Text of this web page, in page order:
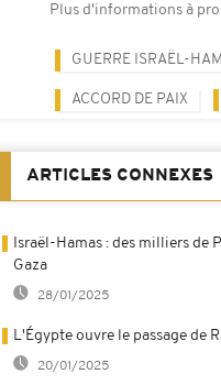
Plus d'informations à
GUERRE ISRAËL-
ACCORD DE PAIX
ARTICLES CONNEXES
Israël-Hamas : des milliers
Gaza
28/01/2025
L'Égypte ouvre le passage de
20/01/2025